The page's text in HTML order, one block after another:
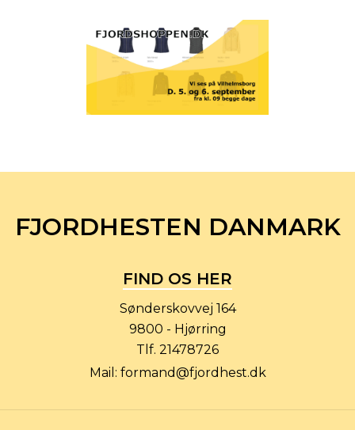
FJORDHESTEN DANMARK
FIND OS HER
Sønderskovvej 164
9800 - Hjørring
Tlf. 21478726
Mail: formand@fjordhest.dk